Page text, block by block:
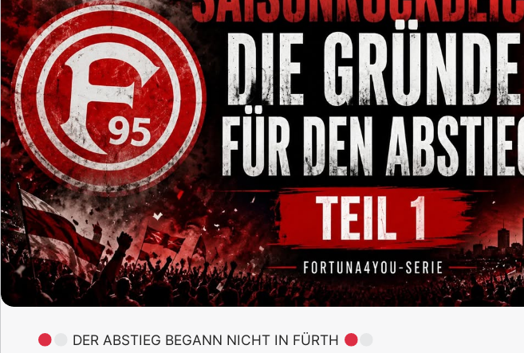
DER ABSTIEG BEGANN NICHT IN FÜRTH